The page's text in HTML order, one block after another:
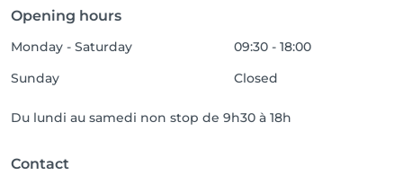
Opening hours
Monday - Saturday
09:30 - 18:00
Sunday
Closed
Du lundi au samedi non stop de 9h30 à 18h
Contact